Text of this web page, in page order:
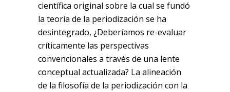
científica original sobre la cual se fundó
la teoría de la periodización se ha
desintegrado, ¿Deberíamos re-evaluar
críticamente las perspectivas
convencionales a través de una lente
conceptual actualizada? La alineación
de la filosofía de la periodización con la